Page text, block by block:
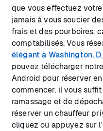
que vous effectuez
jamais à vous soucier
frais et des pourboires,
comptabilisés. Vous
élégant à Washington,
pouvez télécharger
Android pour réserver
commencer, il vous
ramassage et de
réserver un chauffeur
cliquez ou appuyez sur